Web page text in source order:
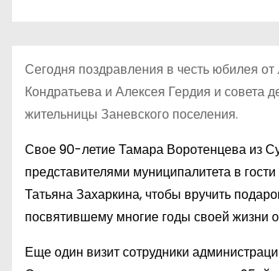
Сегодня поздравления в честь юбилея
Кондратьева и Алексея Гердия и совета
жительницы Заневского поселения.
Свое 90-летие Тамара Воротенцева из
представителями муниципалитета в
Татьяна Захаркина, чтобы вручить
посвятившему многие годы своей жизни
Еще один визит сотрудники